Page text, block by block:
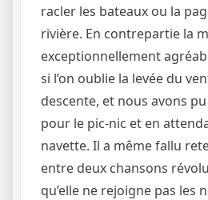
racler les bateaux ou la
rivière. En contrepartie la
exceptionnellement
si l’on oublie la levée du
descente, et nous avons
pour le pic-nic et en
navette. Il a même fallu
entre deux chansons
qu’elle ne rejoigne pas les